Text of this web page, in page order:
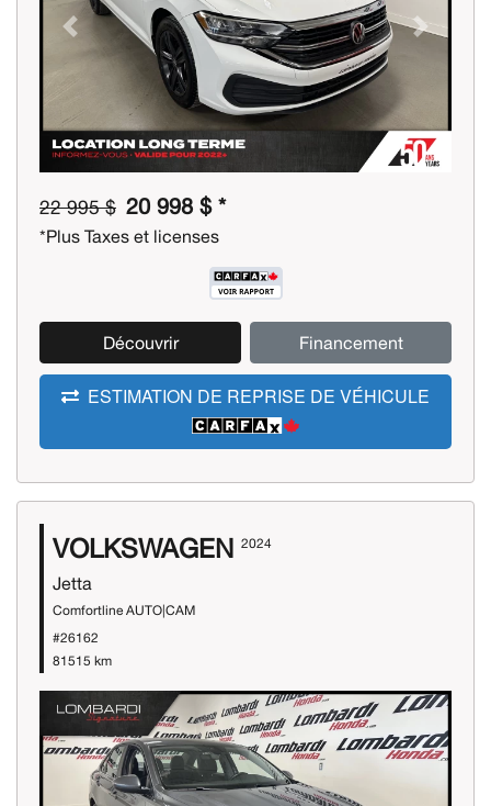
Previous Next
22 995 $ 20 998 $ *
*Plus Taxes et licenses
Découvrir Financement
ESTIMATION DE REPRISE DE VÉHICULE
VOLKSWAGEN 2024
Jetta
Comfortline AUTO|CAM
#26162
81515 km